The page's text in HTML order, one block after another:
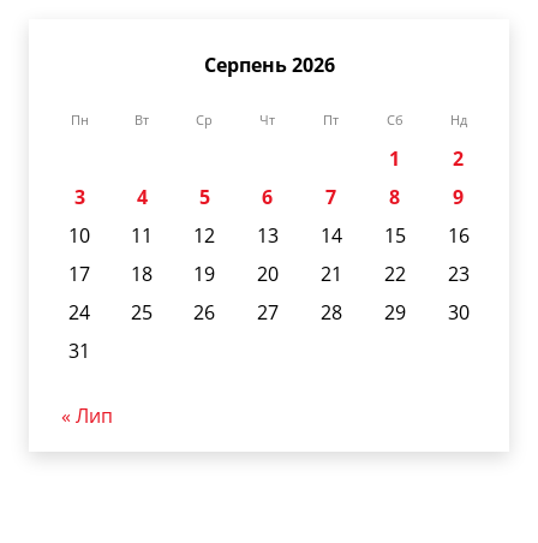
Серпень 2026
Пн Вт Ср Чт Пт Сб Нд
1
2
3
4 5 6 7 8
9
10
11 12 13 14 15
16
17
18 19 20 21 22
23
24
25 26 27 28 29
30
31
« Лип